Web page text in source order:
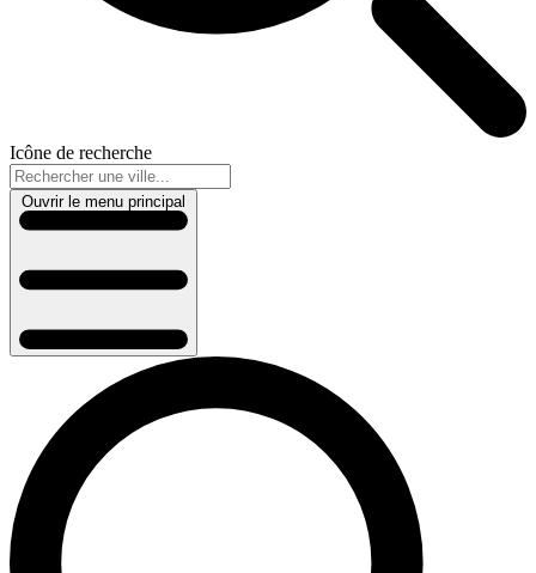
Icône de recherche
Ouvrir le menu principal